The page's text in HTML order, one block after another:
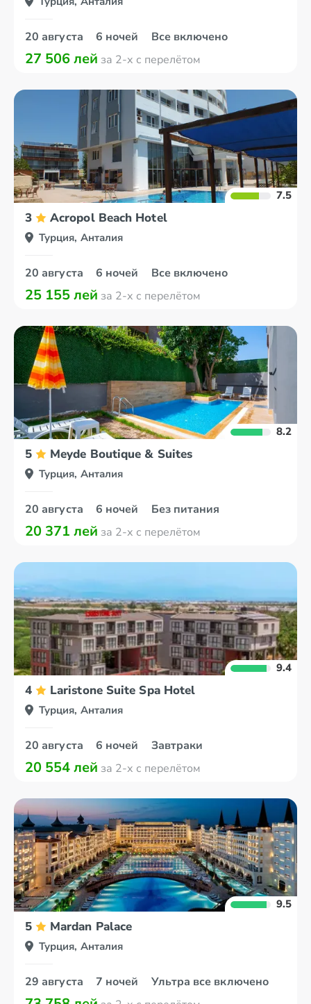
20 августа 6 ночей Все включено
27 506 лей за 2-х с перелётом
7.5
3 Acropol Beach Hotel
Турция, Анталия
20 августа 6 ночей Все включено
25 155 лей за 2-х с перелётом
8.2
5 Meyde Boutique & Suites
Турция, Анталия
20 августа 6 ночей Без питания
20 371 лей за 2-х с перелётом
9.4
4 Laristone Suite Spa Hotel
Турция, Анталия
20 августа 6 ночей Завтраки
20 554 лей за 2-х с перелётом
9.5
5 Mardan Palace
Турция, Анталия
29 августа 7 ночей Ультра все включено